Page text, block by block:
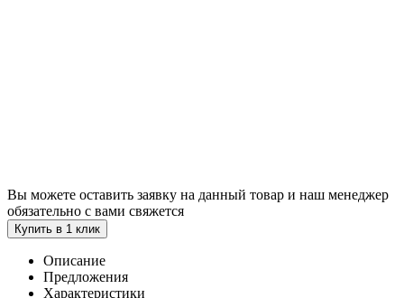
Вы можете оставить заявку на данный товар и наш менеджер
обязательно с вами свяжется
Купить в 1 клик
Описание
Предложения
Характеристики